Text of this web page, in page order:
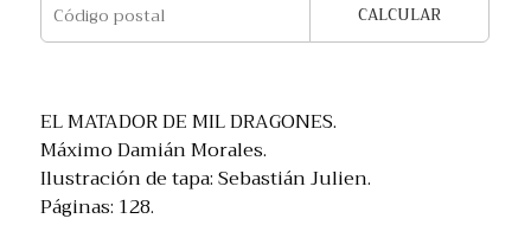
CALCULAR
EL MATADOR DE MIL DRAGONES.
Máximo Damián Morales.
Ilustración de tapa: Sebastián Julien.
Páginas: 128.